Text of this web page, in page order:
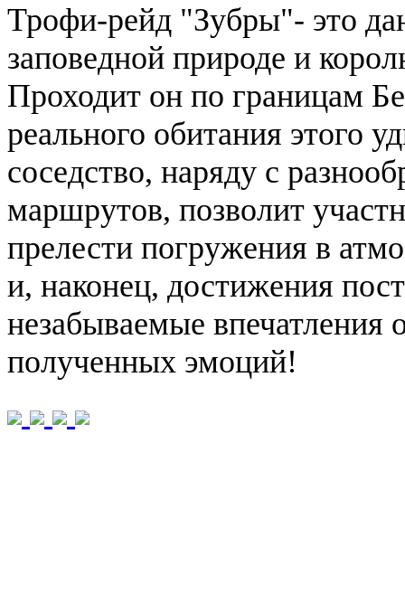
Трофи-рейд "Зубры"- это
заповедной природе и
Проходит он по границам
реального обитания этого
соседство, наряду с
маршрутов, позволит
прелести погружения в
и, наконец, достижения
незабываемые впечатления
полученных эмоций!